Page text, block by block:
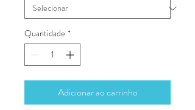
Quantidade *
Adicionar ao carrinho